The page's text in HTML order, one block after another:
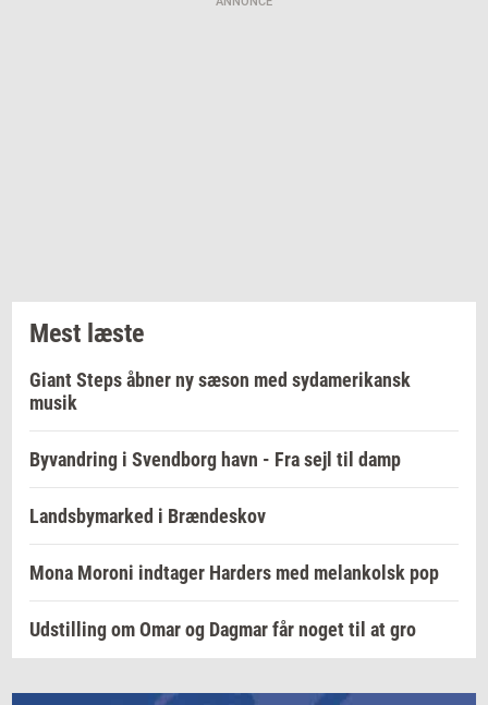
Mest læste
Giant Steps åbner ny sæson med sydamerikansk
musik
Byvandring i Svendborg havn - Fra sejl til damp
Landsbymarked i Brændeskov
Mona Moroni indtager Harders med melankolsk pop
Udstilling om Omar og Dagmar får noget til at gro